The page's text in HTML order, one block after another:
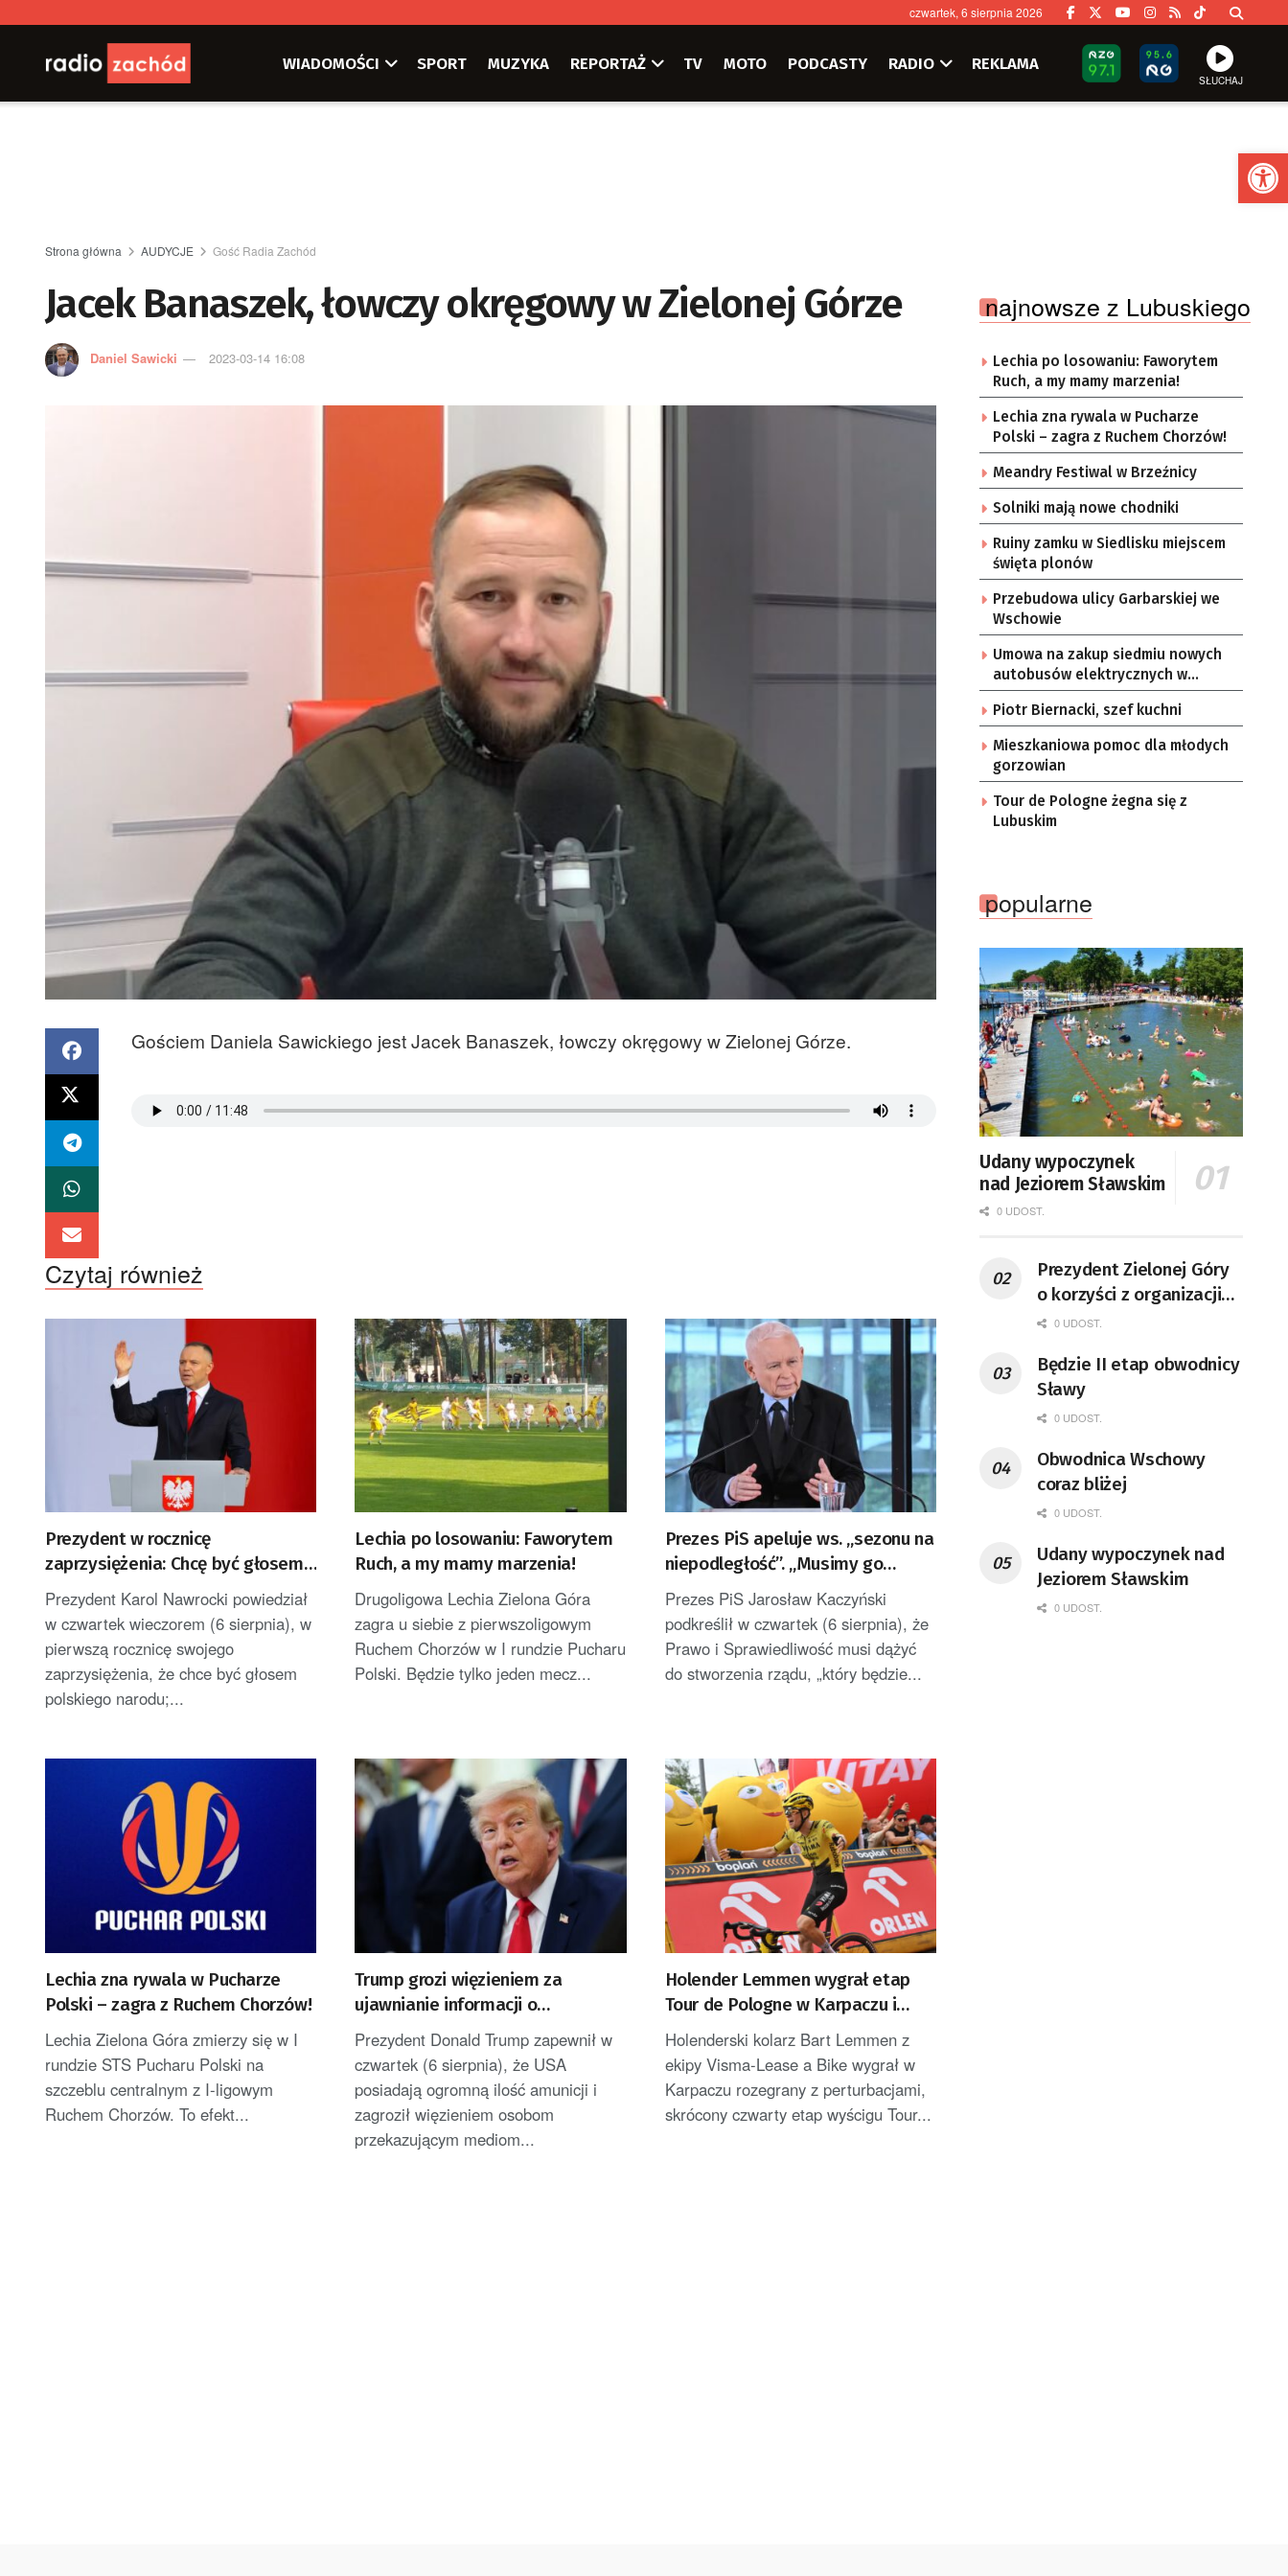
czwartek, 6 sierpnia 2026
WIADOMOŚCI SPORT MUZYKA REPORTAŻ TV MOTO PODCASTY RADIO REKLAMA
SŁUCHAJ
Strona główna AUDYCJE Gość Radia Zachód
Jacek Banaszek, łowczy okręgowy w Zielonej Górze
Daniel Sawicki 2023-03-14 16:08
Gościem Daniela Sawickiego jest Jacek Banaszek, łowczy okręgowy w Zielonej Górze.
Czytaj również
Prezydent w rocznicę
zaprzysiężenia: Chcę być głosem
Polek i Polaków [AKTUALIZACJA]
Prezydent Karol Nawrocki powiedział
w czwartek wieczorem (6 sierpnia), w
pierwszą rocznicę swojego
zaprzysiężenia, że chce być głosem
polskiego narodu;...
Lechia po losowaniu: Faworytem
Ruch, a my mamy marzenia!
Drugoligowa Lechia Zielona Góra
zagra u siebie z pierwszoligowym
Ruchem Chorzów w I rundzie Pucharu
Polski. Będzie tylko jeden mecz...
Prezes PiS apeluje ws. „sezonu na
niepodległość”. „Musimy go
wykorzystać”
Prezes PiS Jarosław Kaczyński
podkreślił w czwartek (6 sierpnia), że
Prawo i Sprawiedliwość musi dążyć
do stworzenia rządu, „który będzie...
Lechia zna rywala w Pucharze
Polski – zagra z Ruchem Chorzów!
Lechia Zielona Góra zmierzy się w I
rundzie STS Pucharu Polski na
szczeblu centralnym z I-ligowym
Ruchem Chorzów. To efekt...
Trump grozi więzieniem za
ujawnianie informacji o
uszczuplonych zapasach amunicji
Prezydent Donald Trump zapewnił w
czwartek (6 sierpnia), że USA
posiadają ogromną ilość amunicji i
zagroził więzieniem osobom
przekazującym mediom...
Holender Lemmen wygrał etap
Tour de Pologne w Karpaczu i
został liderem [AKTUALIZACJA]
Holenderski kolarz Bart Lemmen z
ekipy Visma-Lease a Bike wygrał w
Karpaczu rozegrany z perturbacjami,
skrócony czwarty etap wyścigu Tour...
najnowsze z Lubuskiego
Lechia po losowaniu: Faworytem
Ruch, a my mamy marzenia!
Lechia zna rywala w Pucharze
Polski – zagra z Ruchem Chorzów!
Meandry Festiwal w Brzeźnicy
Solniki mają nowe chodniki
Ruiny zamku w Siedlisku miejscem
święta plonów
Przebudowa ulicy Garbarskiej we
Wschowie
Umowa na zakup siedmiu nowych
autobusów elektrycznych w
Zielonej Górze
Piotr Biernacki, szef kuchni
Mieszkaniowa pomoc dla młodych
gorzowian
Tour de Pologne żegna się z
Lubuskim
popularne
Udany wypoczynek
nad Jeziorem Sławskim
0 UDOST.
Prezydent Zielonej Góry
o korzyści z organizacji
mety Tour de Pologne
0 UDOST.
Będzie II etap obwodnicy
Sławy
0 UDOST.
Obwodnica Wschowy
coraz bliżej
0 UDOST.
Udany wypoczynek nad
Jeziorem Sławskim
0 UDOST.